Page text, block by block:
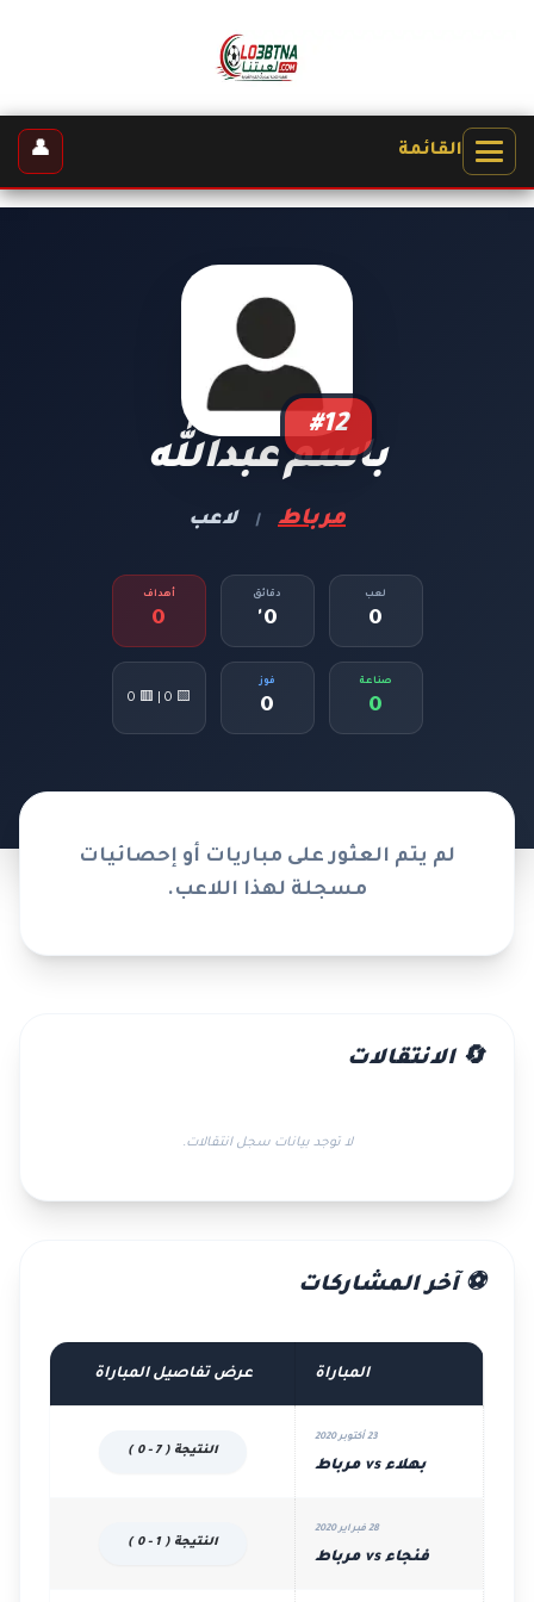
القائمة 👤
#12
باسم عبدالله
مرباط | لاعب
لعب
0
دقائق
0'
أهداف
0
صناعة
0
فوز
0
🟨 0 | 🟥 0
لم يتم العثور على مباريات أو إحصائيات
مسجلة لهذا اللاعب.
🔄 الانتقالات
لا توجد بيانات سجل انتقالات.
⚽ آخر المشاركات
المباراة عرض تفاصيل المباراة
23 أكتوبر 2020
بهلاء vs مرباط
النتيجة ( 7 - 0 )
28 فبراير 2020
فنجاء vs مرباط
النتيجة ( 1 - 0 )